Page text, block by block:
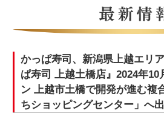
かっぱ寿司、新潟県上越エリ
ぱ寿司 上越土橋店』2024年10
ン 上越市土橋で開発が進む複
ちショッピングセンター」へ